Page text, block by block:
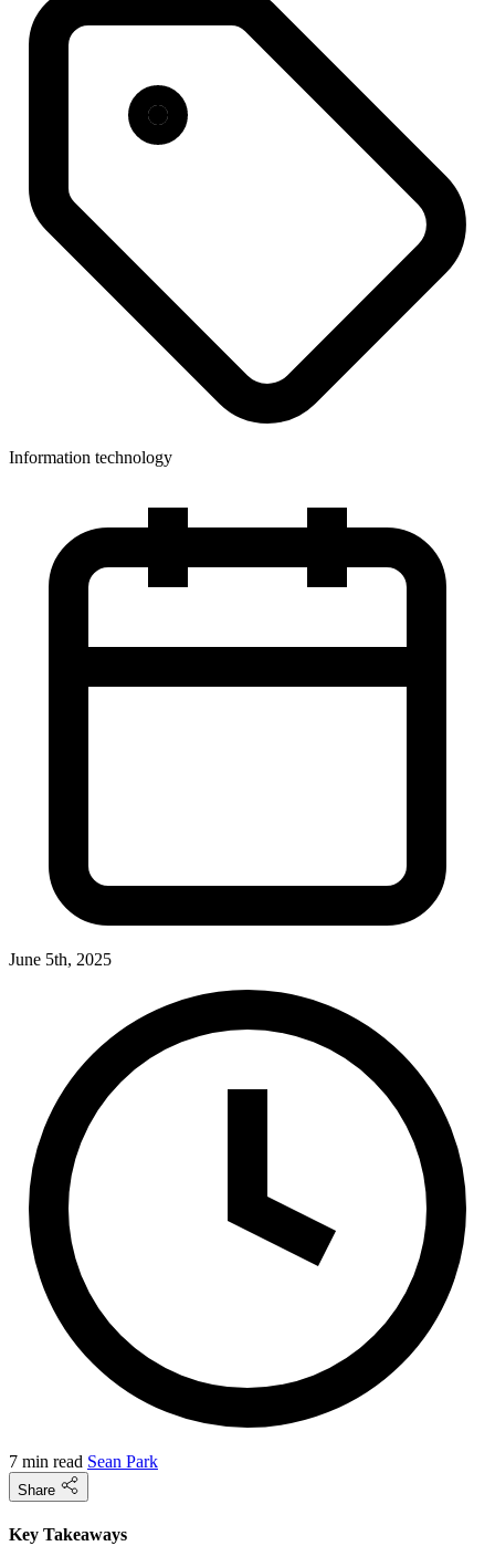
Information technology
June 5th, 2025
7 min read Sean Park
Share
Key Takeaways